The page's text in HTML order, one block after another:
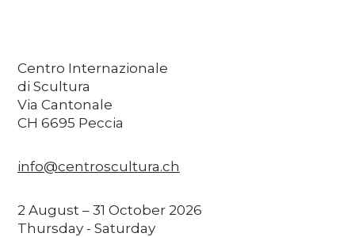
Centro Internazionale
di Scultura
Via Cantonale
CH 6695 Peccia
info@centroscultura.ch
2 August – 31 October 2026
Thursday - Saturday